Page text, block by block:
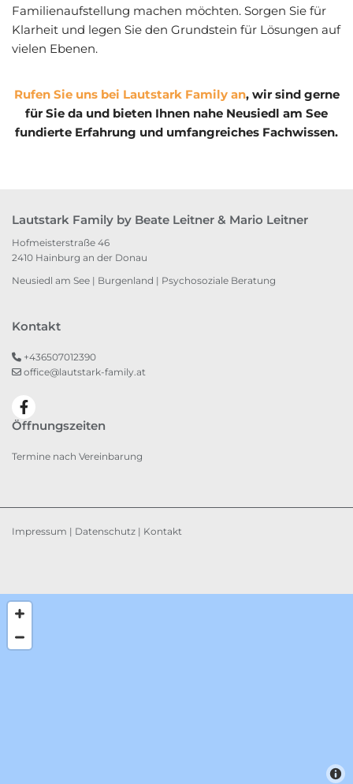
Familienaufstellung machen möchten. Sorgen Sie für
Klarheit und legen Sie den Grundstein für Lösungen auf
vielen Ebenen.
Rufen Sie uns bei Lautstark Family an, wir sind gerne
für Sie da und bieten Ihnen nahe Neusiedl am See
fundierte Erfahrung und umfangreiches Fachwissen.
Lautstark Family by Beate Leitner & Mario Leitner
Hofmeisterstraße 46
2410 Hainburg an der Donau
Neusiedl am See | Burgenland | Psychosoziale Beratung
Kontakt
 +436507012390
 office@lautstark-family.at
Öffnungszeiten
Termine nach Vereinbarung
Impressum | Datenschutz | Kontakt